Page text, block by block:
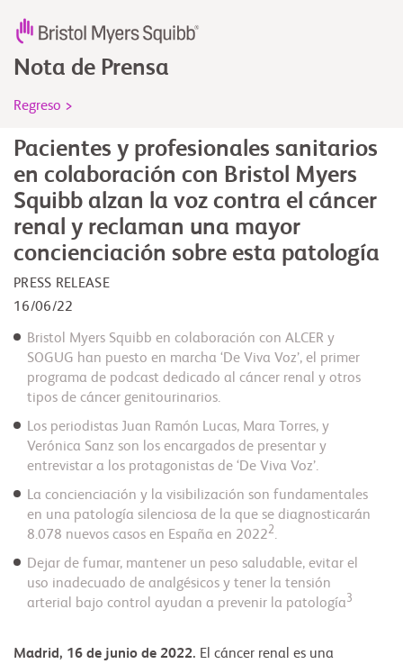
Nota de Prensa
Regreso >
Pacientes y profesionales sanitarios
en colaboración con Bristol Myers
Squibb alzan la voz contra el cáncer
renal y reclaman una mayor
concienciación sobre esta patología
PRESS RELEASE
16/06/22
Bristol Myers Squibb en colaboración con ALCER y
SOGUG han puesto en marcha ‘De Viva Voz’, el primer
programa de podcast dedicado al cáncer renal y otros
tipos de cáncer genitourinarios.
Los periodistas Juan Ramón Lucas, Mara Torres, y
Verónica Sanz son los encargados de presentar y
entrevistar a los protagonistas de ‘De Viva Voz’.
La concienciación y la visibilización son fundamentales
en una patología silenciosa de la que se diagnosticarán
8.078 nuevos casos en España en 20222.
Dejar de fumar, mantener un peso saludable, evitar el
uso inadecuado de analgésicos y tener la tensión
arterial bajo control ayudan a prevenir la patología3
Madrid, 16 de junio de 2022. El cáncer renal es una